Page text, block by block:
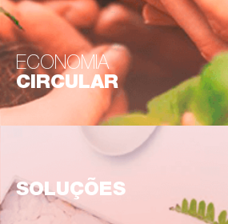
ECONOMIA
CIRCULAR
SOLUÇÕES